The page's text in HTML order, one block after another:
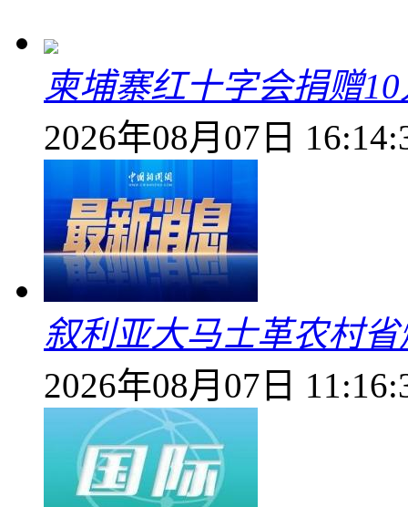
柬埔寨红十字会捐赠
2026年08月07日
叙利亚大马士革农村
2026年08月07日